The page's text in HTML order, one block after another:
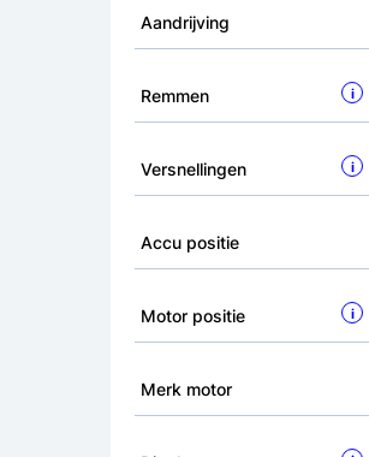
Aandrijving
Remmen i
Versnellingen i
Accu positie
Motor positie i
Merk motor